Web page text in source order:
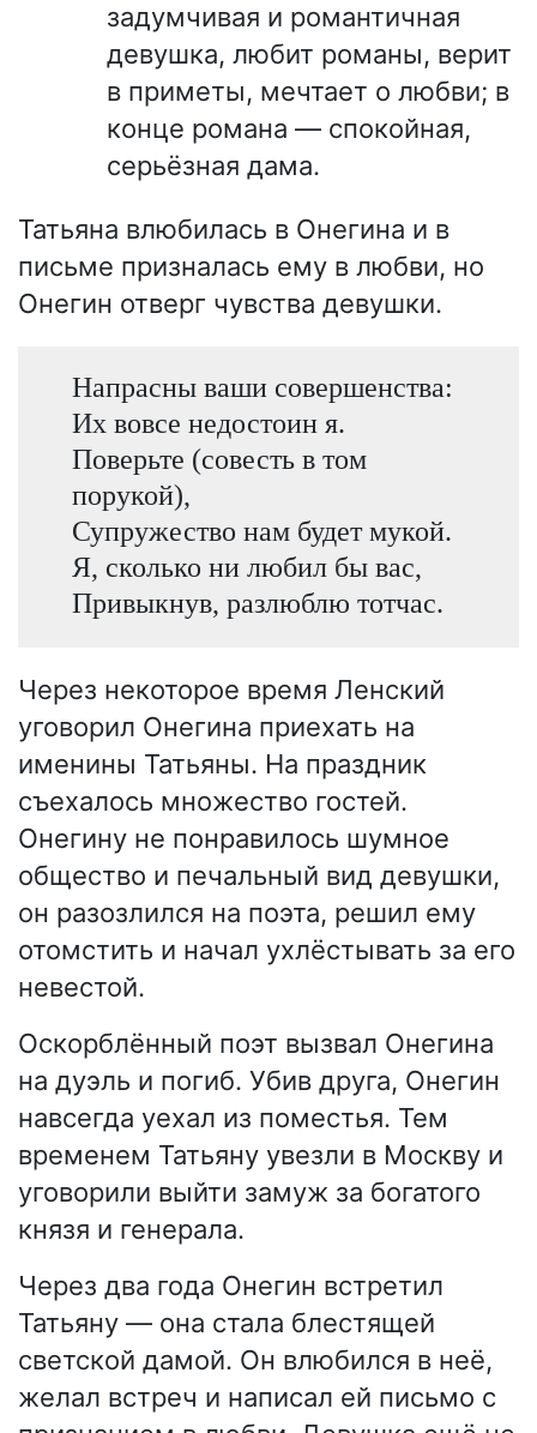
задумчивая и романтичная
девушка, любит романы, верит
в приметы, мечтает о любви; в
конце романа — спокойная,
серьёзная дама.
Татьяна влюбилась в Онегина и в
письме призналась ему в любви, но
Онегин отверг чувства девушки.
Напрасны ваши совершенства:
Их вовсе недостоин я.
Поверьте (совесть в том
порукой),
Супружество нам будет мукой.
Я, сколько ни любил бы вас,
Привыкнув, разлюблю тотчас.
Через некоторое время Ленский
уговорил Онегина приехать на
именины Татьяны. На праздник
съехалось множество гостей.
Онегину не понравилось шумное
общество и печальный вид девушки,
он разозлился на поэта, решил ему
отомстить и начал ухлёстывать за его
невестой.
Оскорблённый поэт вызвал Онегина
на дуэль и погиб. Убив друга, Онегин
навсегда уехал из поместья. Тем
временем Татьяну увезли в Москву и
уговорили выйти замуж за богатого
князя и генерала.
Через два года Онегин встретил
Татьяну — она стала блестящей
светской дамой. Он влюбился в неё,
желал встреч и написал ей письмо с